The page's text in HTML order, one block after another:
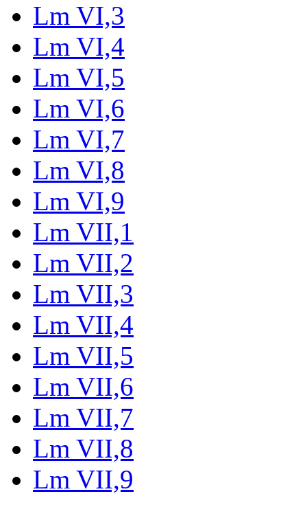
Lm VI,3
Lm VI,4
Lm VI,5
Lm VI,6
Lm VI,7
Lm VI,8
Lm VI,9
Lm VII,1
Lm VII,2
Lm VII,3
Lm VII,4
Lm VII,5
Lm VII,6
Lm VII,7
Lm VII,8
Lm VII,9